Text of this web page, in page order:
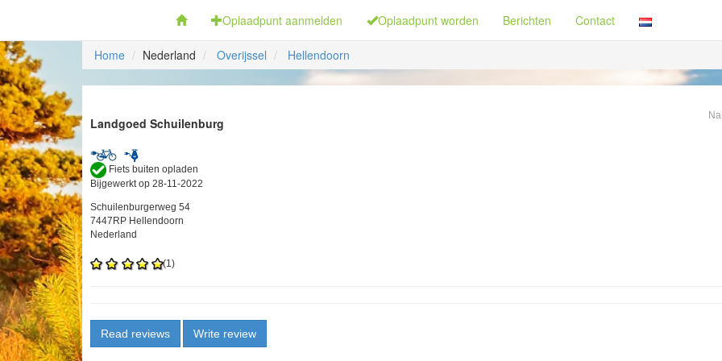
Oplaadpunt aanmelden Oplaadpunt worden Berichten Contact
Home Nederland Overijssel Hellendoorn
Landgoed Schuilenburg
Fiets buiten opladen
Bijgewerkt op 28-11-2022
Schuilenburgerweg 54
7447RP Hellendoorn
Nederland
(1)
Read reviews Write review